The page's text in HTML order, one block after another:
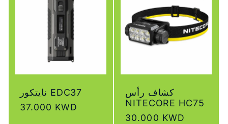
نايتكور EDC37
سعر
37.000 KWD
كشاف رأس
NITECORE HC75
سعر
30.000 KWD